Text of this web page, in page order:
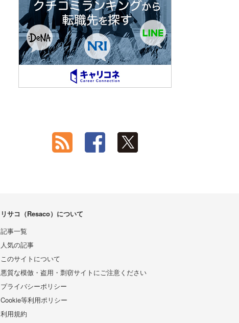
リサコ（Resaco）について
記事一覧
人気の記事
このサイトについて
悪質な模倣・盗用・剽窃サイトにご注意ください
プライバシーポリシー
Cookie等利用ポリシー
利用規約